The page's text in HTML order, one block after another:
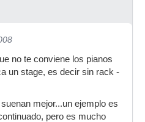
no te conviene los pianos
un stage, es decir sin rack -
mejor...un ejemplo es
pero es mucho